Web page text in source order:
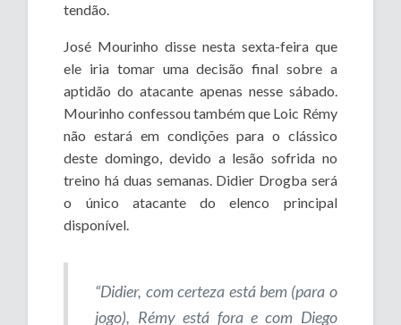
tendão.
José Mourinho disse nesta sexta-feira que
ele iria tomar uma decisão final sobre a
aptidão do atacante apenas nesse sábado.
Mourinho confessou também que Loic Rémy
não estará em condições para o clássico
deste domingo, devido a lesão sofrida no
treino há duas semanas. Didier Drogba será
o único atacante do elenco principal
disponível.
“Didier, com certeza está bem (para o
jogo), Rémy está fora e com Diego